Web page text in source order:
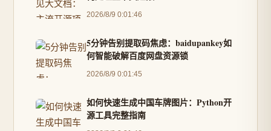
2026/8/9 0:01:46
5分钟告别提取码焦虑：baidupankey如
何智能破解百度网盘资源锁
2026/8/9 0:01:45
如何快速生成中国车牌图片：Python开
源工具完整指南